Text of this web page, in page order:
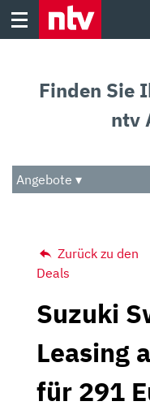
Skip
Audio
Das Beste
Finden Sie
ntv
Angebote ▾
Zurück zu den
Deals
Suzuki
Leasing
für 291